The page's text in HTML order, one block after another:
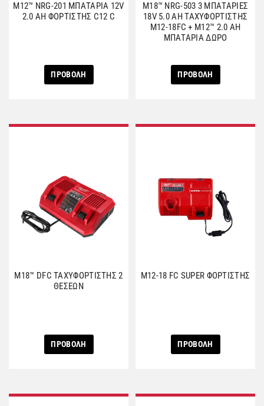
M12™ NRG-201 ΜΠΑΤΑΡΙΑ 12V
2.0 AH ΦΟΡΤΙΣΤΗΣ C12 C
ΠΡΟΒΟΛΗ
M18™ NRG-503 3 ΜΠΑΤΑΡΙΕΣ
18V 5.0 AH ΤΑΧΥΦΟΡΤΙΣΤΗΣ
M12-18FC + M12™ 2.0 AH
ΜΠΑΤΑΡΙΑ ΔΩΡΟ
ΠΡΟΒΟΛΗ
M18™ DFC ΤΑΧΥΦΟΡΤΙΣΤΗΣ 2
ΘΕΣΕΩΝ
ΠΡΟΒΟΛΗ
M12-18 FC SUPER ΦΟΡΤΙΣΤΗΣ
ΠΡΟΒΟΛΗ